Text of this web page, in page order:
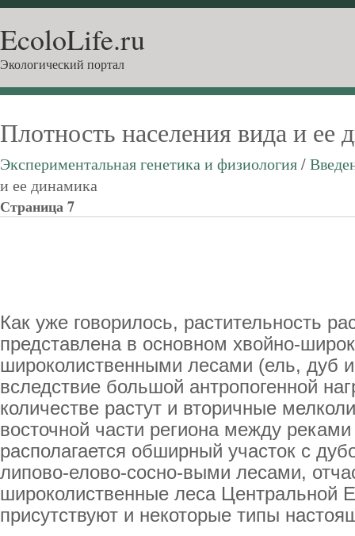
EcoloLife.ru
Экологический портал
Плотность населения вида и ее
Экспериментальная генетика и физиология/
и ее динамика
Страница 7
Как уже говорилось, растительность
представлена в основном хвойно-
широколиственными лесами (ель, дуб
вследствие большой антропогенной
количестве растут и вторичные
восточной части региона между
располагается обширный участок с
липово-елово-сосно-выми лесами,
широколиственные леса Центральной
присутствуют и некоторые типы